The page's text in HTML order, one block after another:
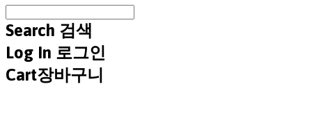
Search 검색
Log In 로그인
Cart장바구니